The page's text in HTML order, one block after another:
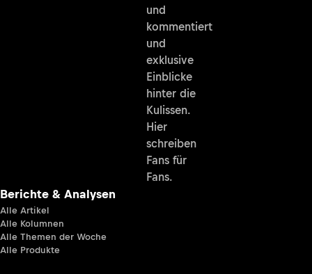
und
kommentiert
und
exklusive
Einblicke
hinter die
Kulissen.
Hier
schreiben
Fans für
Fans.
Berichte & Analysen
Alle Artikel
Alle Kolumnen
Alle Themen der Woche
Alle Produkte